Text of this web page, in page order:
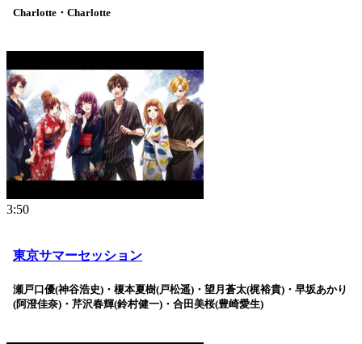
Charlotte・Charlotte
3:50
東京サマーセッション
瀬戸口優(神谷浩史)・榎本夏樹(戸松遥)・望月蒼太(梶裕貴)・早坂あかり
(阿澄佳奈)・芹沢春輝(鈴村健一)・合田美桜(豊崎愛生)